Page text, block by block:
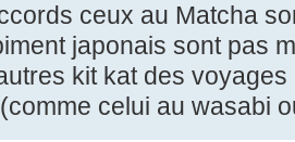
ceux au Matcha
japonais sont pas
kit kat des
celui au wasabi